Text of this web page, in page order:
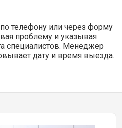
телефону или через форму
проблему и указывая
специалистов. Менеджер
дату и время выезда.